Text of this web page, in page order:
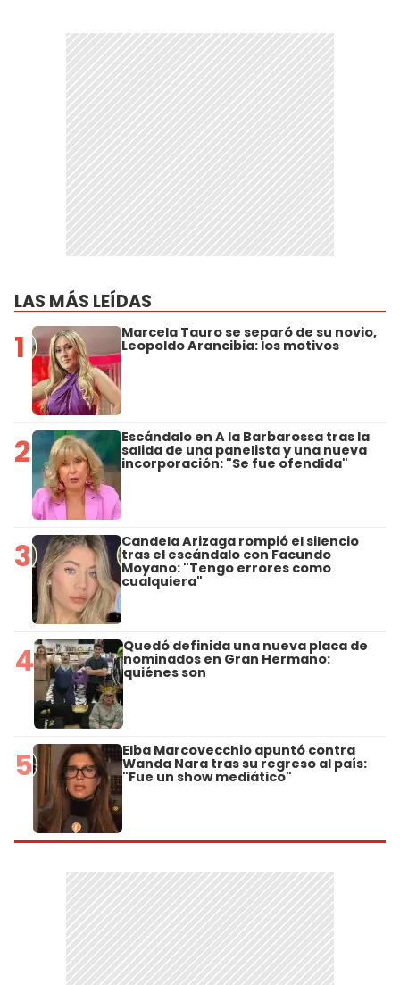
LAS MÁS LEÍDAS
1 Marcela Tauro se separó de su novio,
Leopoldo Arancibia: los motivos
2 Escándalo en A la Barbarossa tras la
salida de una panelista y una nueva
incorporación: "Se fue ofendida"
3 Candela Arizaga rompió el silencio
tras el escándalo con Facundo
Moyano: "Tengo errores como
cualquiera"
4 Quedó definida una nueva placa de
nominados en Gran Hermano:
quiénes son
5 Elba Marcovecchio apuntó contra
Wanda Nara tras su regreso al país:
"Fue un show mediático"